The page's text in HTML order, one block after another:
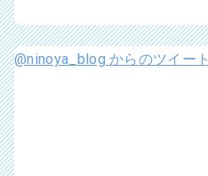
@ninoya_blog からのツイート